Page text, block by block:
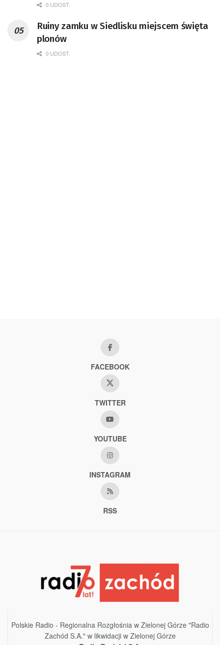
0 UDOST.
Ruiny zamku w Siedlisku miejscem święta
plonów
0 UDOST.
FACEBOOK
TWITTER
YOUTUBE
INSTAGRAM
RSS
Polskie Radio - Regionalna Rozgłośnia w Zielonej Górze "Radio
Zachód S.A." w likwidacji w Zielonej Górze